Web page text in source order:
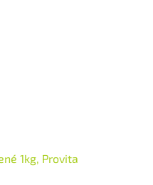
1kg, Provita